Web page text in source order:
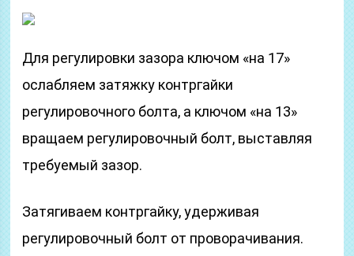
Для регулировки зазора ключом «на 17»
ослабляем затяжку контргайки
регулировочного болта, а ключом «на 13»
вращаем регулировочный болт, выставляя
требуемый зазор.
Затягиваем контргайку, удерживая
регулировочный болт от проворачивания.